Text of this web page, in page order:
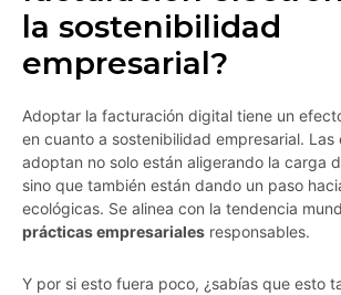
la sostenibilidad
empresarial?
Adoptar la facturación digital tiene un
en cuanto a sostenibilidad empresarial. Las
adoptan no solo están aligerando la carga
sino que también están dando un paso
ecológicas. Se alinea con la tendencia
prácticas empresariales responsables.
Y por si esto fuera poco, ¿sabías que esto